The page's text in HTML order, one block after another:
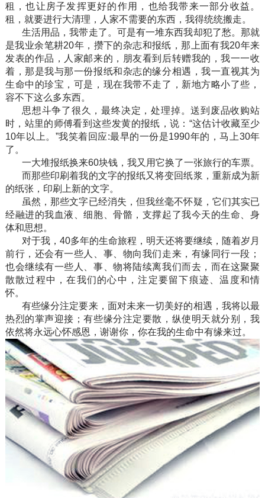
租，也让房子发挥更好的作用，也给我带来一部分收益。
租，就要进行大清理，人家不需要的东西，我得统统搬走。
生活用品，我带走了。可是有一堆东西我却犯了愁。那就
是我业余笔耕20年，攒下的杂志和报纸，那上面有我20年来
发表的作品，人家邮来的，朋友看到后转赠我的，我一一收
着，那是我与那一份报纸和杂志的缘分相遇，我一直视其为
生命中的珍宝，可是，现在我带不走了，新地方略小了些，
容不下这么多东西。
思想斗争了很久，最终决定，处理掉。送到废品收购站
时，站里的师傅看到这些发黄的报纸，说：“这估计收藏至少
10年以上。”我笑着回应:最早的一份是1990年的，马上30年
了。
一大堆报纸换来60块钱，我又用它换了一张旅行的车票。
而那些印刷着我的文字的报纸又将变回纸浆，重新成为新
的纸张，印刷上新的文字。
虽然，那些文字已经消失，但我丝毫不怀疑，它们其实已
经融进的我血液、细胞、骨骼，支撑起了我今天的生命、身
体和思想。
对于我，40多年的生命旅程，明天还将要继续，随着岁月
前行，还会有一些人、事、物向我们走来，有缘同行一段；
也会继续有一些人、事、物将陆续离我们而去，而在这聚聚
散散过程中，在我们的心中，注定要留下痕迹、温度和情
怀。
有些缘分注定要来，面对未来一切美好的相遇，我将以最
热烈的掌声迎接；有些缘分注定要散，纵使明天就分别，我
依然将永远心怀感恩，谢谢你，你在我的生命中有缘来过。